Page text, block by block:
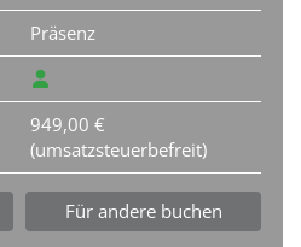
Präsenz
949,00 €
(umsatzsteuerbefreit)
Für andere buchen